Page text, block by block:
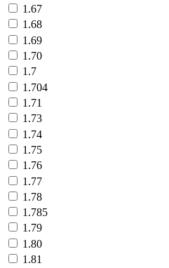
1.67
1.68
1.69
1.70
1.7
1.704
1.71
1.73
1.74
1.75
1.76
1.77
1.78
1.785
1.79
1.80
1.81